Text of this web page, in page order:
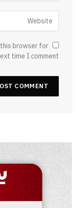
this browser for
time I comment.